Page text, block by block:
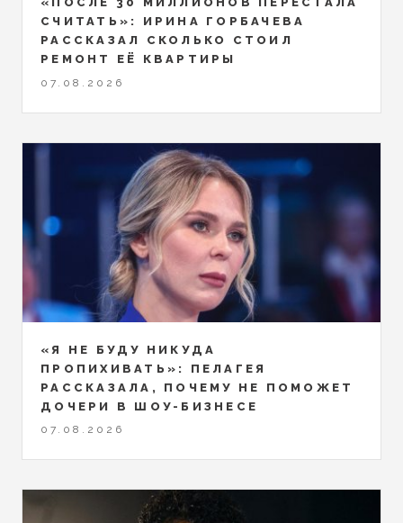
СЧИТАТЬ»: ИРИНА ГОРБАЧЕВА
РАССКАЗАЛ СКОЛЬКО СТОИЛ
РЕМОНТ ЕЁ КВАРТИРЫ
07.08.2026
«Я НЕ БУДУ НИКУДА
ПРОПИХИВАТЬ»: ПЕЛАГЕЯ
РАССКАЗАЛА, ПОЧЕМУ НЕ ПОМОЖЕТ
ДОЧЕРИ В ШОУ-БИЗНЕСЕ
07.08.2026